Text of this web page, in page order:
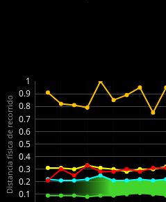
0.1
0.2
0.3
0.4
0.5
0.6
0.7
0.8
0.9
1
Distancia física de recorrido